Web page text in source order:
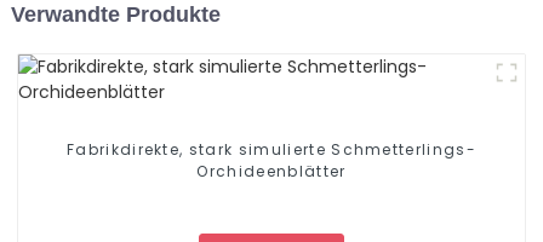
Verwandte Produkte
Fabrikdirekte, stark simulierte Schmetterlings-
Orchideenblätter